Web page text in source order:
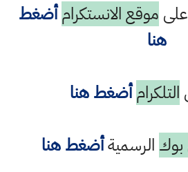
موقع الانستكرام أضغط
هنا
التلكرام أضغط هنا
الرسميةأضغط هنا